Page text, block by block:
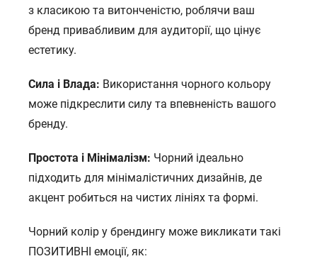
з класикою та витонченістю, роблячи ваш
бренд привабливим для аудиторії, що цінує
естетику.
Сила і Влада: Використання чорного кольору
може підкреслити силу та впевненість вашого
бренду.
Простота і Мінімалізм: Чорний ідеально
підходить для мінімалістичних дизайнів, де
акцент робиться на чистих лініях та формі.
Чорний колір у брендингу може викликати такі
ПОЗИТИВНІ емоції, як: